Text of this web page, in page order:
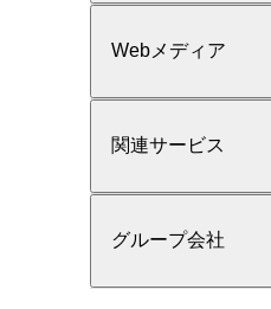
Webメディア
関連サービス
グループ会社